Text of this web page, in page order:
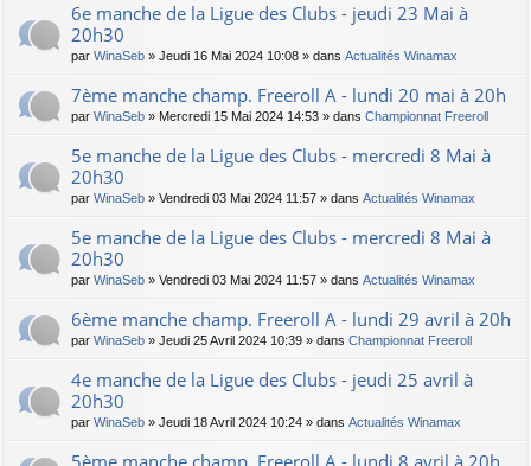
6e manche de la Ligue des Clubs - jeudi 23 Mai à
20h30
par WinaSeb » Jeudi 16 Mai 2024 10:08 » dans Actualités Winamax
7ème manche champ. Freeroll A - lundi 20 mai à 20h
par WinaSeb » Mercredi 15 Mai 2024 14:53 » dans Championnat Freeroll
5e manche de la Ligue des Clubs - mercredi 8 Mai à
20h30
par WinaSeb » Vendredi 03 Mai 2024 11:57 » dans Actualités Winamax
5e manche de la Ligue des Clubs - mercredi 8 Mai à
20h30
par WinaSeb » Vendredi 03 Mai 2024 11:57 » dans Actualités Winamax
6ème manche champ. Freeroll A - lundi 29 avril à 20h
par WinaSeb » Jeudi 25 Avril 2024 10:39 » dans Championnat Freeroll
4e manche de la Ligue des Clubs - jeudi 25 avril à
20h30
par WinaSeb » Jeudi 18 Avril 2024 10:24 » dans Actualités Winamax